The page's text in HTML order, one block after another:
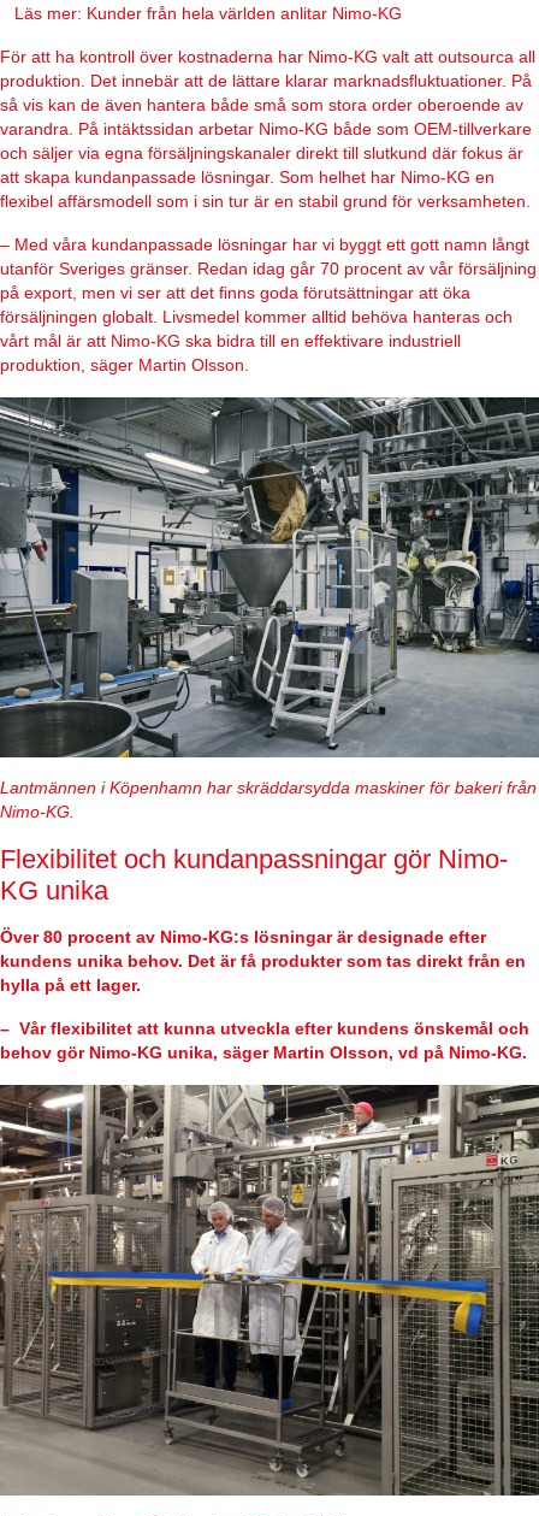
Läs mer: Kunder från hela världen anlitar Nimo-KG
För att ha kontroll över kostnaderna har Nimo-KG valt att outsourca all
produktion. Det innebär att de lättare klarar marknadsfluktuationer. På
så vis kan de även hantera både små som stora order oberoende av
varandra. På intäktssidan arbetar Nimo-KG både som OEM-tillverkare
och säljer via egna försäljningskanaler direkt till slutkund där fokus är
att skapa kundanpassade lösningar. Som helhet har Nimo-KG en
flexibel affärsmodell som i sin tur är en stabil grund för verksamheten.
– Med våra kundanpassade lösningar har vi byggt ett gott namn långt
utanför Sveriges gränser. Redan idag går 70 procent av vår försäljning
på export, men vi ser att det finns goda förutsättningar att öka
försäljningen globalt. Livsmedel kommer alltid behöva hanteras och
vårt mål är att Nimo-KG ska bidra till en effektivare industriell
produktion, säger Martin Olsson.
Lantmännen i Köpenhamn har skräddarsydda maskiner för bakeri från
Nimo-KG
Flexibilitet och kundanpassningar gör Nimo-
KG unika
Över 80 procent av Nimo-KG:s lösningar är designade efter
kundens unika behov. Det är få produkter som tas direkt från en
hylla på ett lager.
– Vår flexibilitet att kunna utveckla efter kundens önskemål och
behov gör Nimo-KG unika, säger Martin Olsson, vd på Nimo-KG.